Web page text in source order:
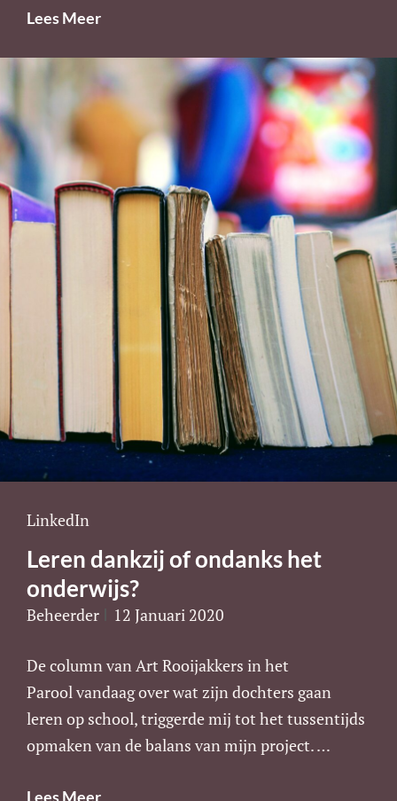
Lees MeerWat
Juist
Nú
Kan
Leren
Van
Sectoren
Haar
Voorgingen
Cat
LinkedIn
Leren dankzij of ondanks het
onderwijs?
Beheerder 12 Januari 2020
De column van Art Rooijakkers in het
Parool vandaag over wat zijn dochters gaan
leren op school, triggerde mij tot het tussentijds
opmaken van de balans van mijn project. …
Lees MeerLeren